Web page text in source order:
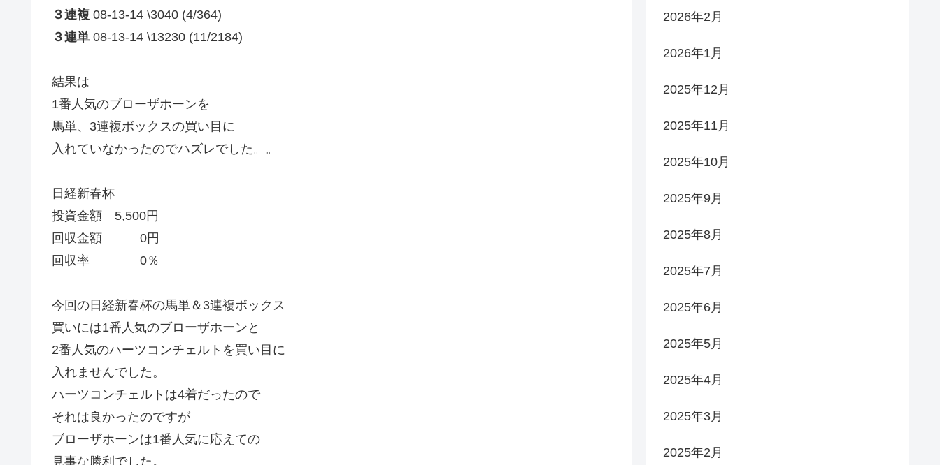
３連複 08-13-14 \3040 (4/364)
３連単 08-13-14 \13230 (11/2184)
結果は
1番人気のブローザホーンを
馬単、3連複ボックスの買い目に
入れていなかったのでハズレでした。。
日経新春杯
投資金額 5,500円
回収金額 0円
回収率 0％
今回の日経新春杯の馬単＆3連複ボックス
買いには1番人気のブローザホーンと
2番人気のハーツコンチェルトを買い目に
入れませんでした。
ハーツコンチェルトは4着だったので
それは良かったのですが
ブローザホーンは1番人気に応えての
見事な勝利でした。
2026年2月
2026年1月
2025年12月
2025年11月
2025年10月
2025年9月
2025年8月
2025年7月
2025年6月
2025年5月
2025年4月
2025年3月
2025年2月